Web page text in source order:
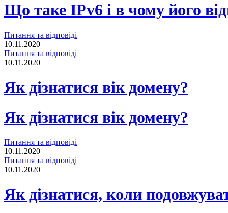
Що таке IPv6 і в чому його
Питання та відповіді
10.11.2020
Питання та відповіді
10.11.2020
Як дізнатися вік домену?
Як дізнатися вік домену?
Питання та відповіді
10.11.2020
Питання та відповіді
10.11.2020
Як дізнатися, коли